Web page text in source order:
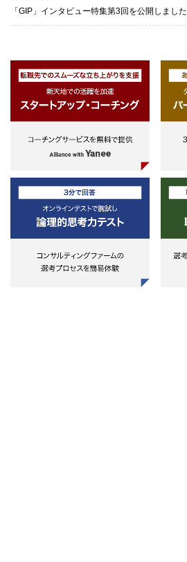
「GIP」インタビュー特集第3回を公開しました